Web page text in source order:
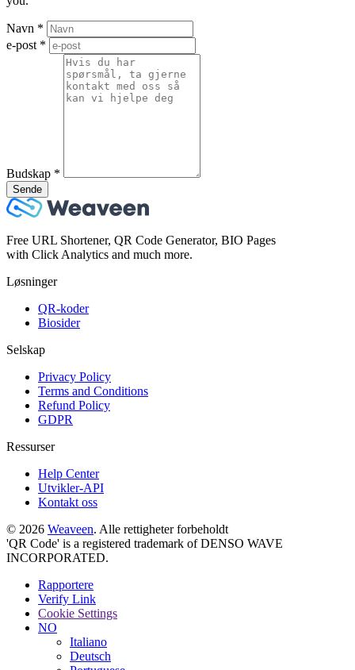
Navn *
e-post *
Budskap *
Sende
Free URL Shortener, QR Code Generator, BIO Pages
with Click Analytics and much more.
Løsninger
QR-koder
Biosider
Selskap
Privacy Policy
Terms and Conditions
Refund Policy
GDPR
Ressurser
Help Center
Utvikler-API
Kontakt oss
© 2026 Weaveen. Alle rettigheter forbeholdt
'QR Code' is a registered trademark of DENSO WAVE
INCORPORATED.
Rapportere
Verify Link
Cookie Settings
NO
Italiano
Deutsch